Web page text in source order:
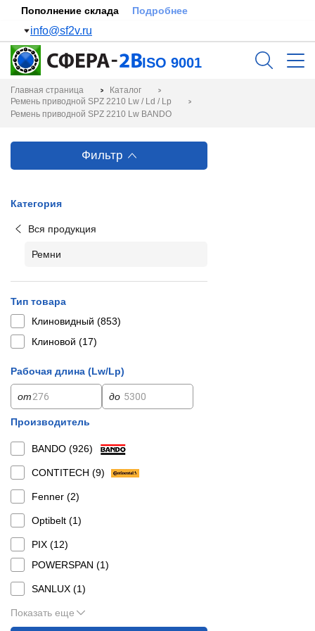
Пополнение склада Подробнее
info@sf2v.ru
ISO 9001
Главная страница
Каталог
Ремень приводной SPZ 2210 Lw / Ld / Lp
Ремень приводной SPZ 2210 Lw BANDO
Фильтр
Категория
Вся продукция
Ремни
Тип товара
Клиновидный (853)
Клиновой (17)
Рабочая длина (Lw/Lp)
от до
Производитель
BANDO (926)
CONTITECH (9)
Fenner (2)
Optibelt (1)
PIX (12)
POWERSPAN (1)
SANLUX (1)
Показать еще